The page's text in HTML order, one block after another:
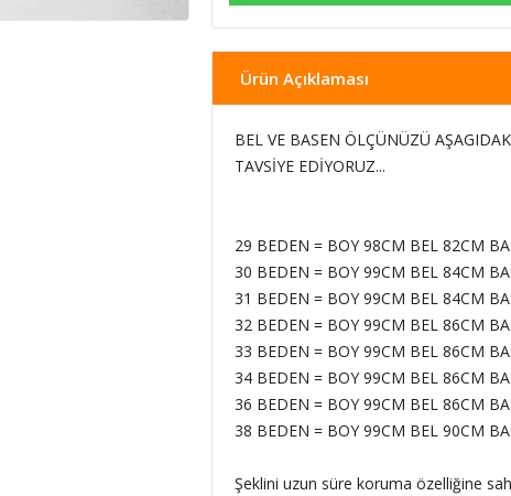
Ürün Açıklaması
BEL VE BASEN ÖLÇÜNÜZÜ
TAVSİYE EDİYORUZ...
29 BEDEN = BOY 98CM BEL 82CM
30 BEDEN = BOY 99CM BEL 84CM
31 BEDEN = BOY 99CM BEL 84CM
32 BEDEN = BOY 99CM BEL 86CM
33 BEDEN = BOY 99CM BEL 86CM
34 BEDEN = BOY 99CM BEL 86CM
36 BEDEN = BOY 99CM BEL 86CM
38 BEDEN = BOY 99CM BEL 90CM
Şeklini uzun süre koruma özelliğine